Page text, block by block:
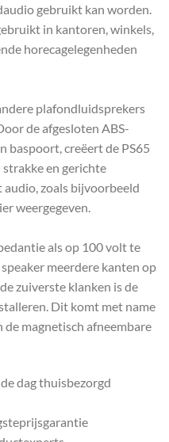
gebruikt kan worden.
in kantoren, winkels,
horecagelegenheden
plafondluidsprekers
de afgesloten ABS-
baspoort, creëert de PS65
strakke en gerichte
zoals bijvoorbeeld
weergegeven.
als op 100 volt te
meerdere kanten op
zuiverste klanken is de
Dit komt met name
magnetisch afneembare
dag thuisbezorgd